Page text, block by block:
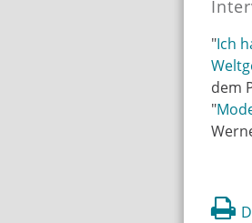
"Ich
dem
"